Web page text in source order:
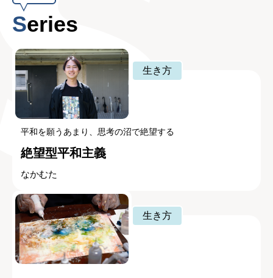
Series
生き方
平和を願うあまり、思考の沼で絶望する
絶望型平和主義
なかむた
生き方